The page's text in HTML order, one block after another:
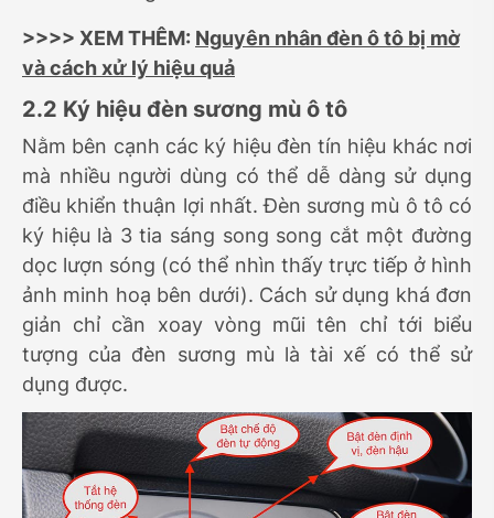
>>>> XEM THÊM: Nguyên nhân đèn ô tô bị mờ
và cách xử lý hiệu quả
2.2 Ký hiệu đèn sương mù ô tô
Nằm bên cạnh các ký hiệu đèn tín hiệu khác nơi
mà nhiều người dùng có thể dễ dàng sử dụng
điều khiển thuận lợi nhất. Đèn sương mù ô tô có
ký hiệu là 3 tia sáng song song cắt một đường
dọc lượn sóng (có thể nhìn thấy trực tiếp ở hình
ảnh minh hoạ bên dưới). Cách sử dụng khá đơn
giản chỉ cần xoay vòng mũi tên chỉ tới biểu
tượng của đèn sương mù là tài xế có thể sử
dụng được.